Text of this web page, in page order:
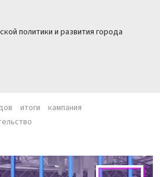
политики и развития города
итоги
кампания